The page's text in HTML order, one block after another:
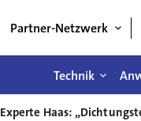
Partner-Netzwerk
Technik
Experte Haas: